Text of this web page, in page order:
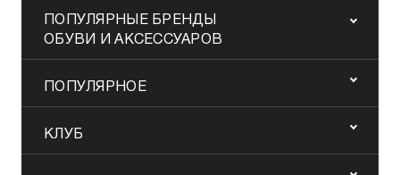
ПОПУЛЯРНЫЕ БРЕНДЫ
ОБУВИ И АКСЕССУАРОВ
ПОПУЛЯРНОЕ
КЛУБ